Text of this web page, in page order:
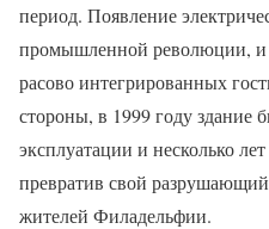
период. Появление
промышленной революции, и
расово интегрированных
стороны, в 1999 году здание
эксплуатации и несколько
превратив свой
жителей Филадельфии.